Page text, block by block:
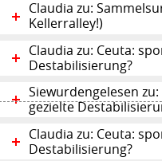
Claudia zu:
Kellerralley!)
Claudia zu: Ceuta:
Destabilisierung?
Siewurdengelesen
gezielte
Claudia zu: Ceuta:
Destabilisierung?